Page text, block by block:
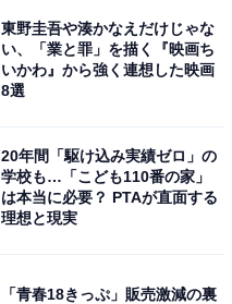
東野圭吾や湊かなえだけじゃな
い、「業と罪」を描く『映画ち
いかわ』から強く連想した映画
8選
20年間「駆け込み実績ゼロ」の
学校も…「こども110番の家」
は本当に必要？ PTAが直面する
理想と現実
「青春18きっぷ」販売激減の裏